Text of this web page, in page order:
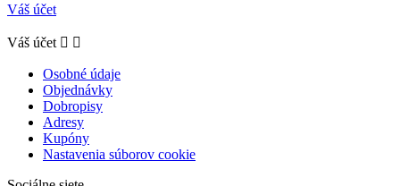
Váš účet
Váš účet  
Osobné údaje
Objednávky
Dobropisy
Adresy
Kupóny
Nastavenia súborov cookie